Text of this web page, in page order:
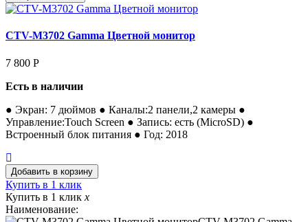
CTV-M3702 Gamma Цветной монитор
7 800 Р
Есть в наличии
● Экран: 7 дюймов ● Каналы:2 панели,2 камеры ●
Управление:Touch Screen ● Запись: есть (MicroSD) ●
Встроенный блок питания ● Год: 2018
Купить в 1 клик
Купить в 1 клик x
Наименование: